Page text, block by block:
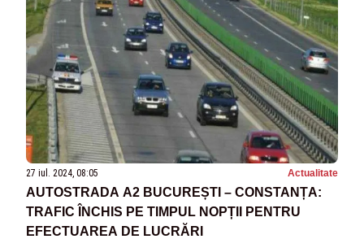
27 iul. 2024, 08:05 Actualitate
AUTOSTRADA A2 BUCUREȘTI – CONSTANȚA:
TRAFIC ÎNCHIS PE TIMPUL NOPȚII PENTRU
EFECTUAREA DE LUCRĂRI